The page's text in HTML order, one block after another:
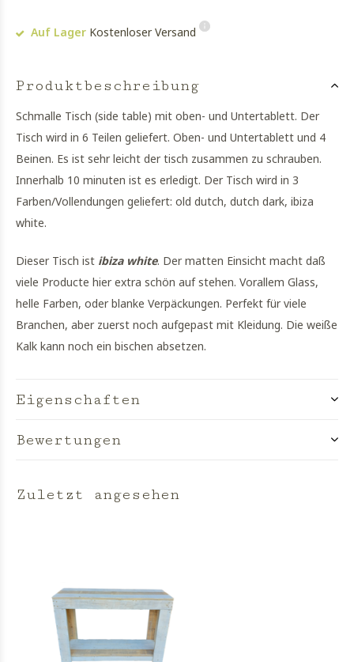
Auf Lager Kostenloser Versand
Produktbeschreibung
Schmalle Tisch (side table) mit oben- und Untertablett. Der
Tisch wird in 6 Teilen geliefert. Oben- und Untertablett und 4
Beinen. Es ist sehr leicht der tisch zusammen zu schrauben.
Innerhalb 10 minuten ist es erledigt. Der Tisch wird in 3
Farben/Vollendungen geliefert: old dutch, dutch dark, ibiza
white.
Dieser Tisch ist ibiza white. Der matten Einsicht macht daß
viele Producte hier extra schön auf stehen. Vorallem Glass,
helle Farben, oder blanke Verpäckungen. Perfekt für viele
Branchen, aber zuerst noch aufgepast mit Kleidung. Die weiße
Kalk kann noch ein bischen absetzen.
Eigenschaften
Bewertungen
Zuletzt angesehen